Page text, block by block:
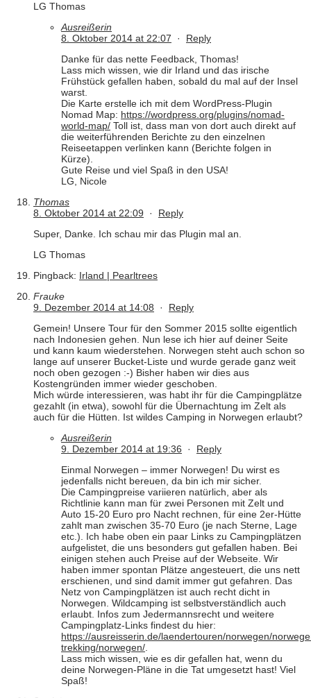
LG Thomas
Ausreißerin
8. Oktober 2014 at 22:07 · Reply
Danke für das nette Feedback, Thomas!
Lass mich wissen, wie dir Irland und das irische
Frühstück gefallen haben, sobald du mal auf der Insel
warst.
Die Karte erstelle ich mit dem WordPress-Plugin
Nomad Map: https://wordpress.org/plugins/nomad-
world-map/ Toll ist, dass man von dort auch direkt auf
die weiterführenden Berichte zu den einzelnen
Reiseetappen verlinken kann (Berichte folgen in
Kürze).
Gute Reise und viel Spaß in den USA!
LG, Nicole
Thomas
8. Oktober 2014 at 22:09 · Reply
Super, Danke. Ich schau mir das Plugin mal an.
LG Thomas
Pingback: Irland | Pearltrees
Frauke
9. Dezember 2014 at 14:08 · Reply
Gemein! Unsere Tour für den Sommer 2015 sollte eigentlich
nach Indonesien gehen. Nun lese ich hier auf deiner Seite
und kann kaum wiederstehen. Norwegen steht auch schon so
lange auf unserer Bucket-Liste und wurde gerade ganz weit
noch oben gezogen :-) Bisher haben wir dies aus
Kostengründen immer wieder geschoben.
Mich würde interessieren, was habt ihr für die Campingplätze
gezahlt (in etwa), sowohl für die Übernachtung im Zelt als
auch für die Hütten. Ist wildes Camping in Norwegen erlaubt?
Ausreißerin
9. Dezember 2014 at 19:36 · Reply
Einmal Norwegen – immer Norwegen! Du wirst es
jedenfalls nicht bereuen, da bin ich mir sicher.
Die Campingpreise variieren natürlich, aber als
Richtlinie kann man für zwei Personen mit Zelt und
Auto 15-20 Euro pro Nacht rechnen, für eine 2er-Hütte
zahlt man zwischen 35-70 Euro (je nach Sterne, Lage
etc.). Ich habe oben ein paar Links zu Campingplätzen
aufgelistet, die uns besonders gut gefallen haben. Bei
einigen stehen auch Preise auf der Webseite. Wir
haben immer spontan Plätze angesteuert, die uns nett
erschienen, und sind damit immer gut gefahren. Das
Netz von Campingplätzen ist auch recht dicht in
Norwegen. Wildcamping ist selbstverständlich auch
erlaubt. Infos zum Jedermannsrecht und weitere
Campingplatz-Links findest du hier:
https://ausreisserin.de/laendertouren/norwegen/
trekking/norwegen/.
Lass mich wissen, wie es dir gefallen hat, wenn du
deine Norwegen-Pläne in die Tat umgesetzt hast! Viel
Spaß!